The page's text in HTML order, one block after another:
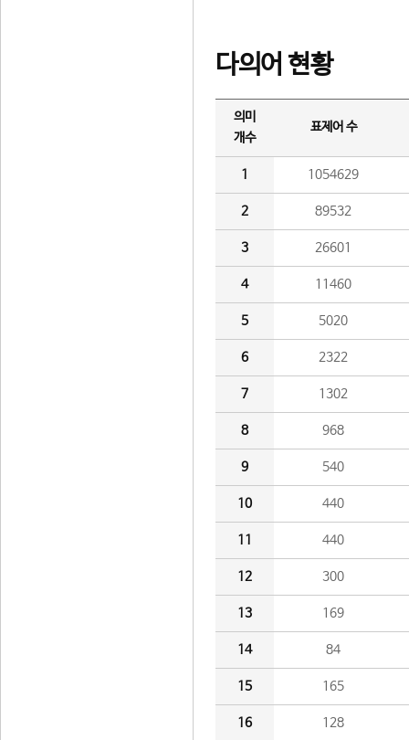
다의어 현황
의미
개수
표제어 수
1 1054629
2 89532
3 26601
4 11460
5 5020
6 2322
7 1302
8 968
9 540
10 440
11 440
12 300
13 169
14 84
15 165
16 128